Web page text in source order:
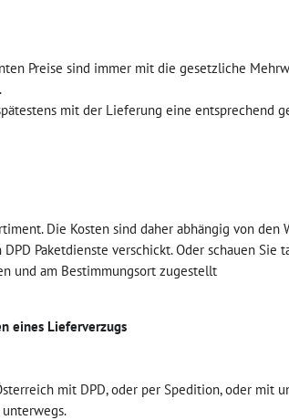
Preise sind immer mit die gesetzliche
mit der Lieferung eine entsprechend
Die Kosten sind daher abhängig von
Paketdienste verschickt. Oder schauen
und am Bestimmungsort zugestellt
eines Lieferverzugs
mit DPD, oder per Spedition, oder mit